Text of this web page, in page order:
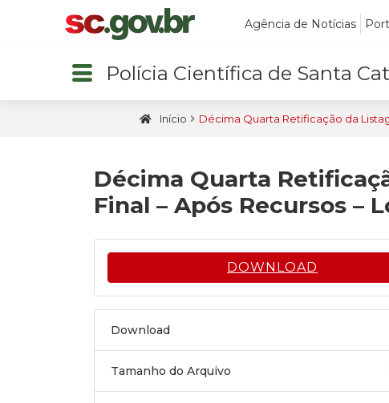
Agência de Notícias
Polícia Científica de Santa
Início Décima Quarta Retificação da
Décima Quarta
Final – Após Recursos –
DOWNLOAD
Download
Tamanho do Arquivo